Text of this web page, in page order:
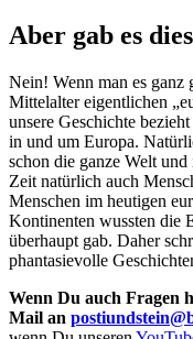
Aber gab es
Nein! Wenn man es ganz
Mittelalter eigentlichen
unsere Geschichte
in und um Europa.
schon die ganze Welt
Zeit natürlich auch
Menschen im heutigen
Kontinenten wussten die
überhaupt gab. Daher
phantasievolle
Wenn Du auch Fragen
Mail an